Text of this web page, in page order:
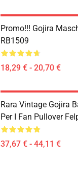
Promo!!! Gojira
RB1509
18,29 € - 20,70 €
Rara Vintage Gojira
Per I Fan Pullover
37,67 € - 44,11 €